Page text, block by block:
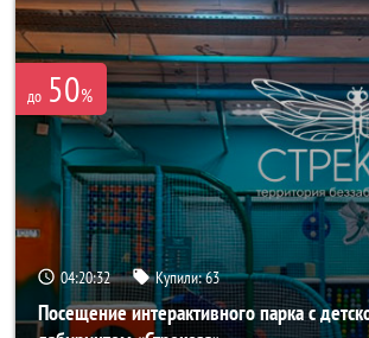
до 50%
04:20:32 Купили:63
Посещение интерактивного парка с